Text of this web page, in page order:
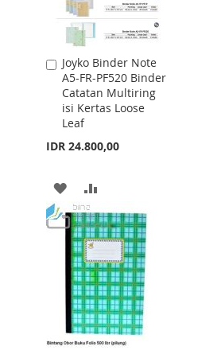
Joyko Binder Note
A5-FR-PF520 Binder
Catatan Multiring
isi Kertas Loose
Leaf
IDR 24.800,00
Add
to
Cart
ADD
TO
WISH
LIST
TO
COMPARE